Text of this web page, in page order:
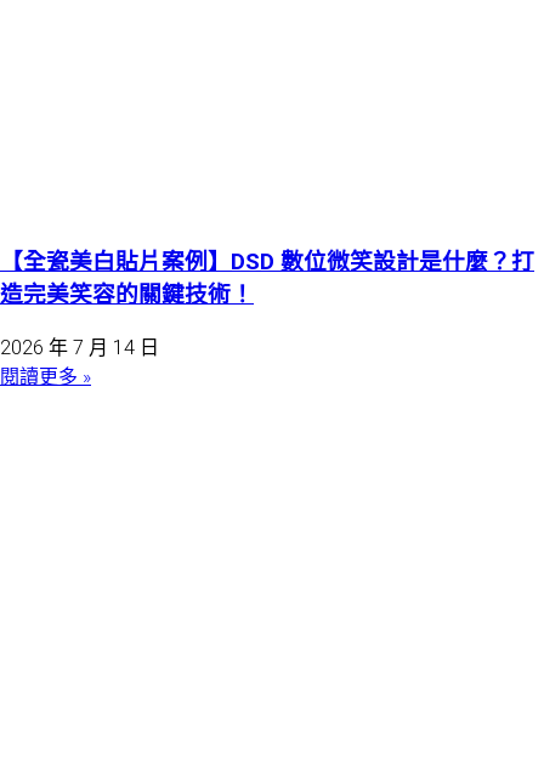
【全瓷美白貼片案例】DSD 數位微笑設計是什麼？打
造完美笑容的關鍵技術！
2026 年 7 月 14 日
閱讀更多 »